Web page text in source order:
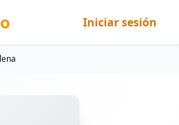
Iniciar sesión